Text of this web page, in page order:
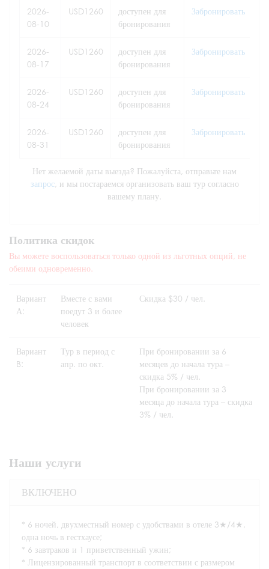
2026-
08-10
USD1260
доступен для
бронирования
Забронировать
2026-
08-17
USD1260
доступен для
бронирования
Забронировать
2026-
08-24
USD1260
доступен для
бронирования
Забронировать
2026-
08-31
USD1260
доступен для
бронирования
Забронировать
Нет желаемой даты выезда? Пожалуйста, отправьте нам
запрос, и мы постараемся организовать ваш тур согласно
вашему плану.
Политика скидок
Вы можете воспользоваться только одной из льготных опций, не
обеими одновременно.
Вариант
А:
Вместе с вами
поедут 3 и более
человек
Скидка $30 / чел.
Вариант
B:
Тур в период с
апр. по окт.
При бронировании за 6
месяцев до начала тура –
скидка 5% / чел.
При бронировании за 3
месяца до начала тура – скидка
3% / чел.
Наши услуги
ВКЛЮЧЕНО
* 6 ночей, двухместный номер с удобствами в отеле 3★/4★,
одна ночь в гестхаусе;
* 6 завтраков и 1 приветственный ужин;
* Лицензированный транспорт в соответствии с размером